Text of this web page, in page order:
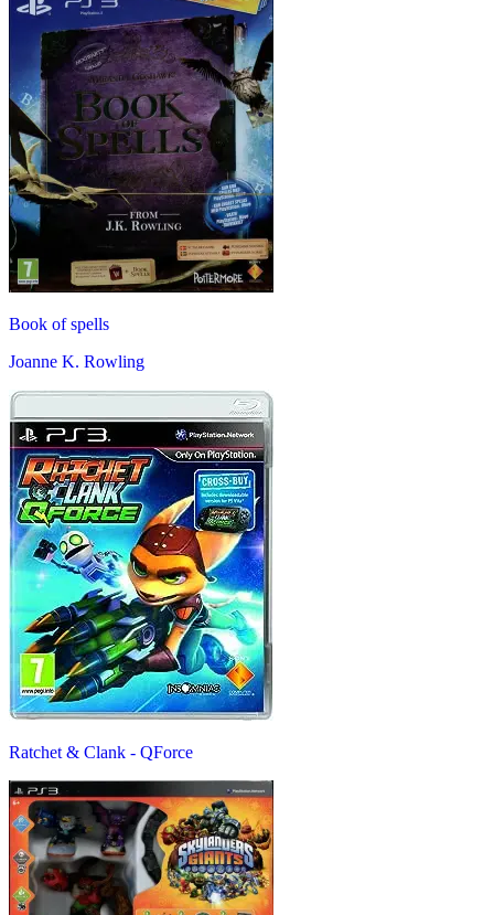
Book of spells
Joanne K. Rowling
Ratchet & Clank - QForce